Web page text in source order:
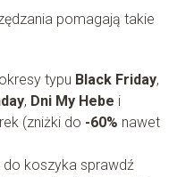
pomagają takie
typu Black Friday,
, Dni My Hebe i
(zniżki do -60% nawet
koszyka sprawdź